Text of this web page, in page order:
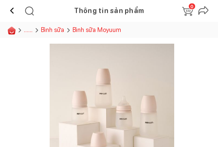
Thông tin sản phẩm
0
...... Bình sữa Bình sữa Moyuum